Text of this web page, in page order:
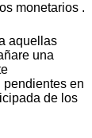
monetarios .
aquellas
una
pendientes en
de los